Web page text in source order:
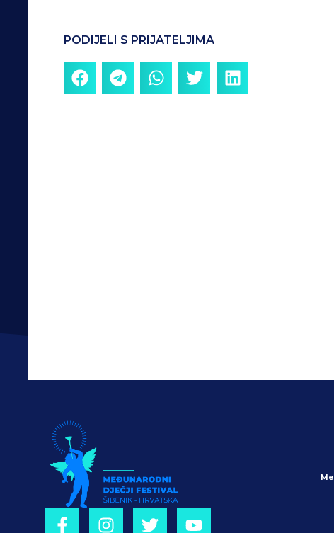
PODIJELI S PRIJATELJIMA